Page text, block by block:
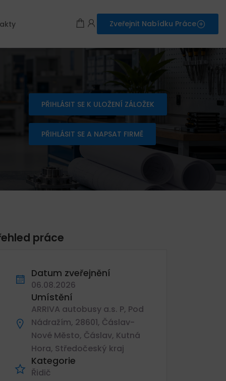
Zveřejnit Nabídku Práce
PŘIHLÁSIT SE K ULOŽENÍ ZÁLOŽEK
PŘIHLÁSIT SE A NAPSAT FIRMĚ
práce
Datum zveřejnění
06.08.2026
Umístění
ARRIVA autobusy a.s. P, Pod
Nádražím, 28601, Čáslav-
Nové Město, Čáslav, Kutná
Hora, Středočeský kraj
Kategorie
Řidič